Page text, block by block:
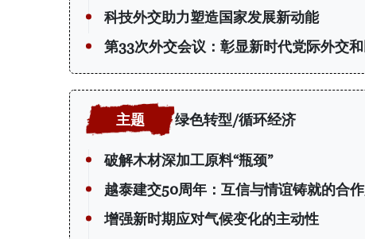
科技外交助力塑造国家发展新动能
第33次外交会议：彰显新时代党际外交
绿色转型/循环经济
破解木材深加工原料“瓶颈”
越泰建交50周年：互信与情谊铸就的合
增强新时期应对气候变化的主动性